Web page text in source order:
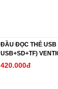
ĐẦU ĐỌC THẺ USB
USB+SD+TF)
420.000đ